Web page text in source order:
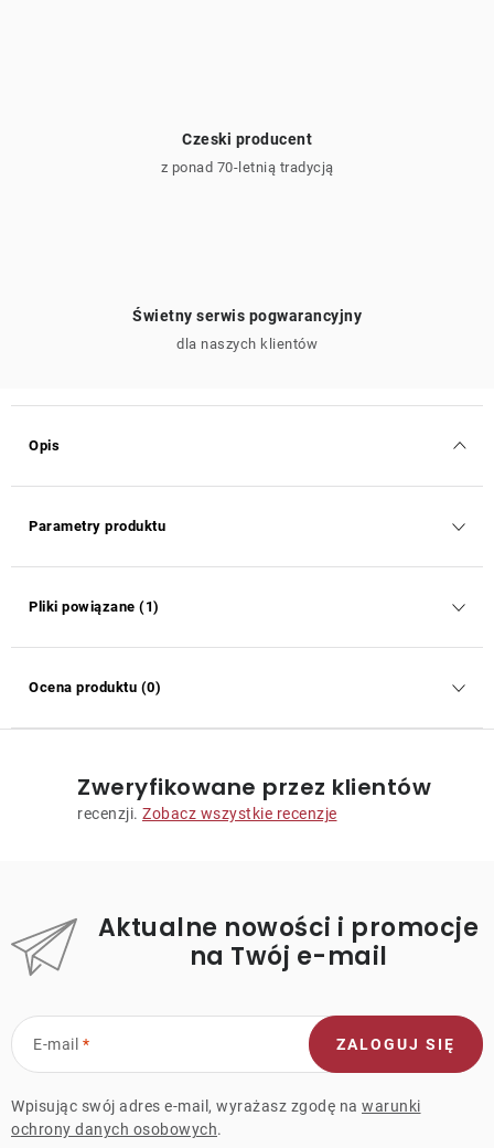
Czeski producent
z ponad 70-letnią tradycją
Świetny serwis pogwarancyjny
dla naszych klientów
Opis
Parametry produktu
Pliki powiązane (1)
Ocena produktu (0)
Zweryfikowane przez klientów
recenzji. Zobacz wszystkie recenzje
Aktualne nowości i promocje
na Twój e-mail
E-mail
Wpisując swój adres e-mail, wyrażasz zgodę na warunki
ochrony danych osobowych.
ZALOGUJ SIĘ